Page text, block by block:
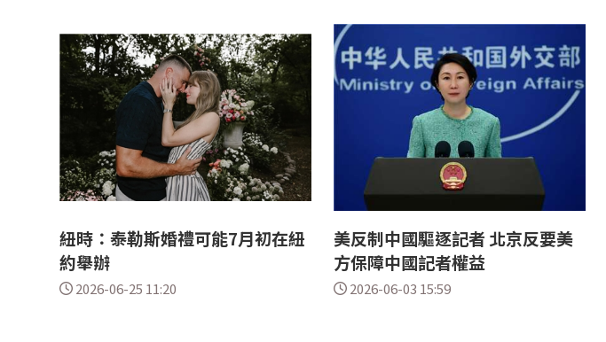
紐時：泰勒斯婚禮可能7月初在紐
約舉辦
2026-06-25 11:20
美反制中國驅逐記者 北京反要美
方保障中國記者權益
2026-06-03 15:59